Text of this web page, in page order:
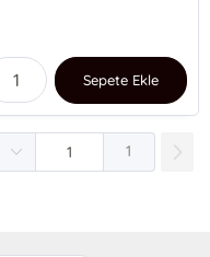
Sepete Ekle
1